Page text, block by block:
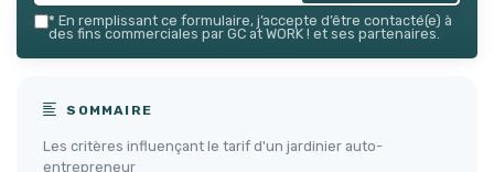
* En remplissant ce formulaire, j’accepte d’être contacté(e) à
des fins commerciales par GC at WORK ! et ses partenaires.
SOMMAIRE
Les critères influençant le tarif d'un jardinier auto-
entrepreneur